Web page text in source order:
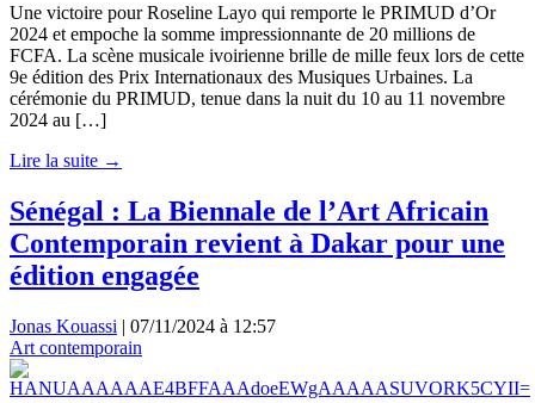
Une victoire pour Roseline Layo qui remporte le PRIMUD d’Or
2024 et empoche la somme impressionnante de 20 millions de
FCFA. La scène musicale ivoirienne brille de mille feux lors de cette
9e édition des Prix Internationaux des Musiques Urbaines. La
cérémonie du PRIMUD, tenue dans la nuit du 10 au 11 novembre
2024 au […]
Lire la suite →
Sénégal : La Biennale de l’Art Africain
Contemporain revient à Dakar pour une
édition engagée
Jonas Kouassi | 07/11/2024 à 12:57
Art contemporain